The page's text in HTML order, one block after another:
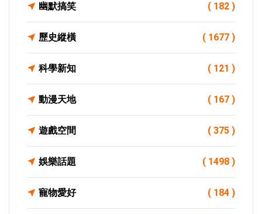
幽默搞笑 ( 182 )
歷史縱橫 ( 1677 )
科學新知 ( 121 )
動漫天地 ( 167 )
遊戲空間 ( 375 )
娛樂話題 ( 1498 )
寵物愛好 ( 184 )